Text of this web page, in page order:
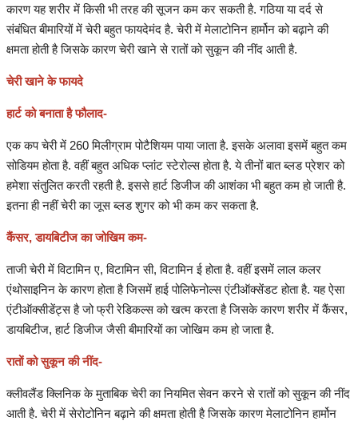
संपादकीय
रोजगार
राजनीति
मनोरंजन
मैगज़ीन की लेख
All
मैगज़ीन की लेख
प्रमुख खबर
हेल्थ
Language
कारण यह शरीर में किसी भी तरह की सूजन कम कर सकती है. गठिया या दर्द से
संबंधित बीमारियों में चेरी बहुत फायदेमंद है. चेरी में मेलाटोनिन हार्मोन को बढ़ाने की
क्षमता होती है जिसके कारण चेरी खाने से रातों को सुकून की नींद आती है.
चेरी खाने के फायदे
हार्ट को बनाता है फौलाद-
एक कप चेरी में 260 मिलीग्राम पोटैशियम पाया जाता है. इसके अलावा इसमें बहुत कम
सोडियम होता है. वहीं बहुत अधिक प्लांट स्टेरोल्स होता है. ये तीनों बात ब्लड प्रेशर को
हमेशा संतुलित करती रहती है. इससे हार्ट डिजीज की आशंका भी बहुत कम हो जाती है.
इतना ही नहीं चेरी का जूस ब्लड शुगर को भी कम कर सकता है.
कैंसर, डायबिटीज का जोखिम कम-
ताजी चेरी में विटामिन ए, विटामिन सी, विटामिन ई होता है. वहीं इसमें लाल कलर
एंथोसाइनिन के कारण होता है जिसमें हाई पोलिफेनोल्स एंटीऑक्सेंडट होता है. यह ऐसा
एंटीऑक्सीडेंट्स है जो फ्री रेडिकल्स को खत्म करता है जिसके कारण शरीर में कैंसर,
डायबिटीज, हार्ट डिजीज जैसी बीमारियों का जोखिम कम हो जाता है.
रातों को सुकून की नींद-
क्लीवलैंड क्लिनिक के मुताबिक चेरी का नियमित सेवन करने से रातों को सुकून की नींद
आती है. चेरी में सेरोटोनिन बढ़ाने की क्षमता होती है जिसके कारण मेलाटोनिन हार्मोन